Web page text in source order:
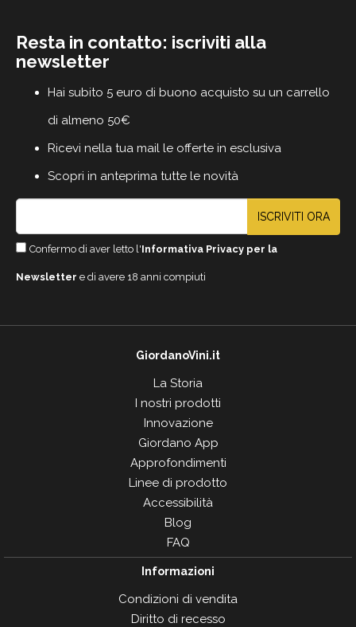
Resta in contatto: iscriviti alla
newsletter
Hai subito 5 euro di buono acquisto su un carrello
di almeno 50€
Ricevi nella tua mail le offerte in esclusiva
Scopri in anteprima tutte le novità
ISCRIVITI ORA
Confermo di aver letto l'Informativa Privacy per la
Newsletter e di avere 18 anni compiuti
GiordanoVini.it
La Storia
I nostri prodotti
Innovazione
Giordano App
Approfondimenti
Linee di prodotto
Accessibilità
Blog
FAQ
Informazioni
Condizioni di vendita
Diritto di recesso